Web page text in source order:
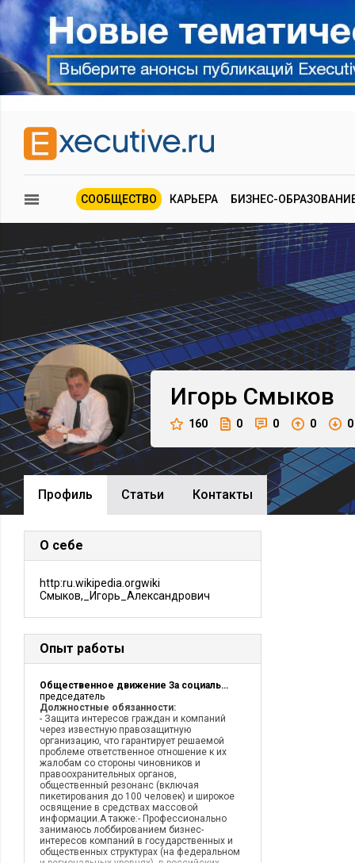
СООБЩЕСТВО КАРЬЕРА БИЗНЕС-
Игорь Смыков
160 0 0 0 0
Профиль Cтатьи Контакты
О себе
http:ru.wikipedia.orgwiki
Смыков,_Игорь_Александрович
Опыт работы
Общественное движение За социальную справедливость
председатель
Должностные обязанности:
- Защита интересов граждан и компаний
через известную правозащитную
организацию, что гарантирует решаемой
проблеме ответственное отношение к их
жалобам со стороны чиновников и
правоохранительных органов,
общественный резонанс (включая
пикетирования до 100 человек) и широкое
освящение в средствах массовой
информации.А также:- Профессионально
занимаюсь лоббированием бизнес-
интересов компаний в государственных и
общественных структурах (на федеральном